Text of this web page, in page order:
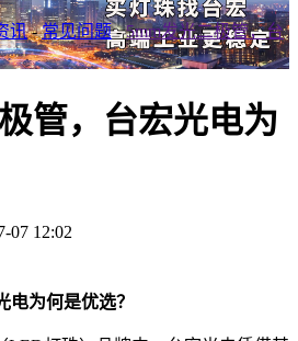
讯-常见问题-5mm发光二极管，台
管，台宏光电为
07 12:02
电为何是优选？